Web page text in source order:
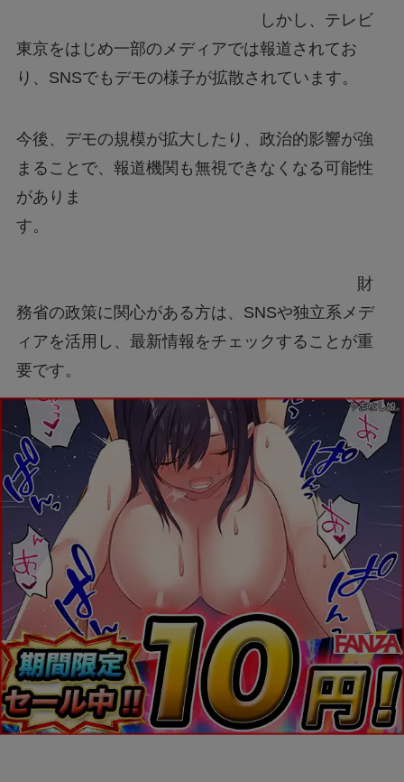
しかし、テレビ
東京をはじめ一部のメディアでは報道されてお
り、SNSでもデモの様子が拡散されています。
今後、デモの規模が拡大したり、政治的影響が強
まることで、報道機関も無視できなくなる可能性
がありま
す。
財
務省の政策に関心がある方は、SNSや独立系メデ
ィアを活用し、最新情報をチェックすることが重
要です。